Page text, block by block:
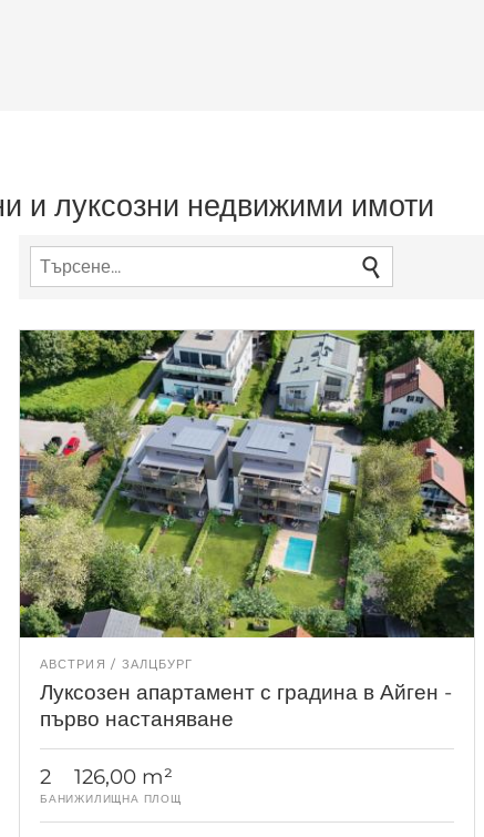
и луксозни недвижими имоти
АВСТРИЯ ЗАЛЦБУРГ
Луксозен апартамент с градина в Айген -
първо настаняване
2
БАНИ
126,00 m²
ЖИЛИЩНА ПЛОЩ